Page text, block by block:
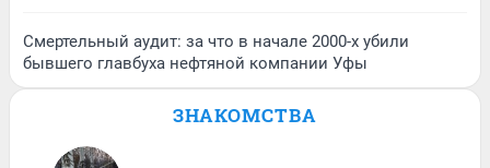
Смертельный аудит: за что в начале 2000-х убили
бывшего главбуха нефтяной компании Уфы
ЗНАКОМСТВА